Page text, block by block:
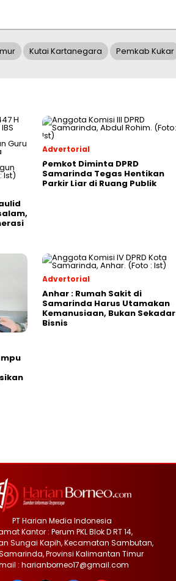
Kutai Kartanegara Pemkab Kukar
Advertorial
Pemkot Diminta DPRD
Samarinda Tegas Hentikan
Parkir Liar di Ruang Publik
Advertorial
Anhar : Rumah Sakit di
Samarinda Harus Utamakan
Kemanusiaan, Bukan Sekadar
Bisnis
PT Harian Media Indonesia
Kantor : Perum PKL Blok D RT 14,
Sungai Kapih, Kecamatan Sambutan,
Provinsi Kalimantan Timur
: harianborneo17@gmail.com